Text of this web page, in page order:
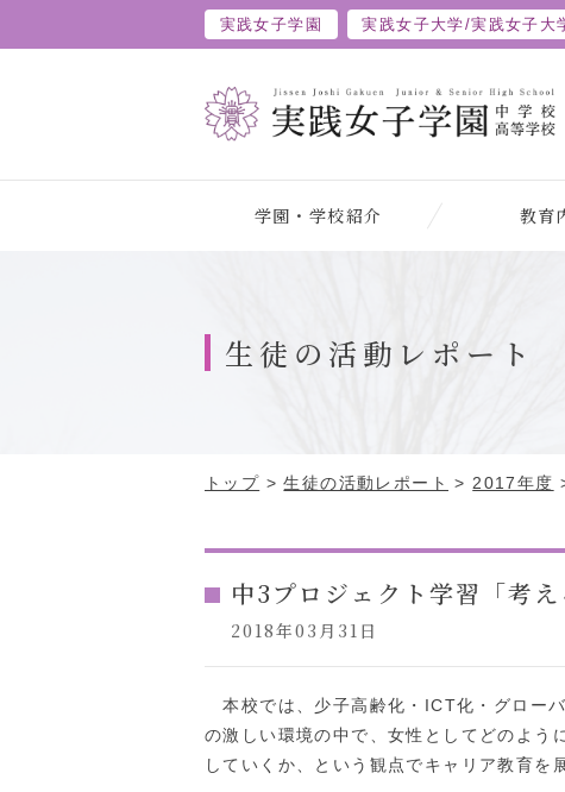
実践女子学園 実践女子大学/実践女子大
学園・学校紹介 教育
生徒の活動レポート
トップ >生徒の活動レポート > 2017年度
中3プロジェクト学習「考
2018年03月31日
本校では、少子高齢化・ICT化・グロー
の激しい環境の中で、女性としてどのよう
していくか、という観点でキャリア教育を